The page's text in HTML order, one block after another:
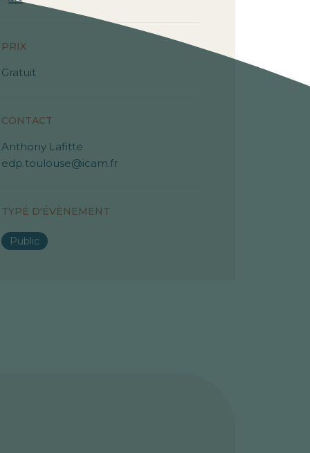
PRIX
Gratuit
CONTACT
Anthony Lafitte
edp.toulouse@icam.fr
TYPÉ D'ÉVÈNEMENT
Public